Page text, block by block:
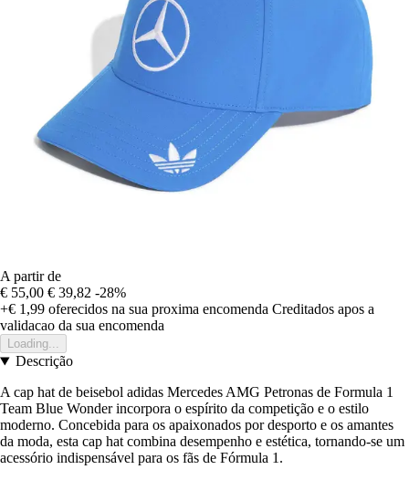
A partir de
€ 55,00 € 39,82 -28%
+€ 1,99 oferecidos na sua proxima encomenda Creditados apos a
validacao da sua encomenda
Loading...
Descrição
A cap hat de beisebol adidas Mercedes AMG Petronas de Formula 1
Team Blue Wonder incorpora o espírito da competição e o estilo
moderno. Concebida para os apaixonados por desporto e os amantes
da moda, esta cap hat combina desempenho e estética, tornando-se um
acessório indispensável para os fãs de Fórmula 1.